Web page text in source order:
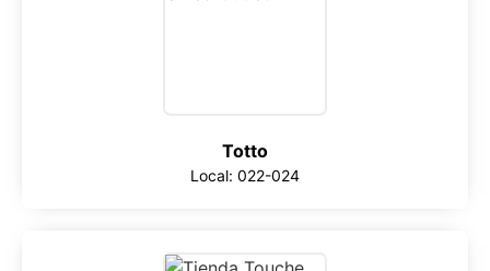
Totto
Local: 022-024